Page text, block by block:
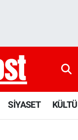
SİYASET